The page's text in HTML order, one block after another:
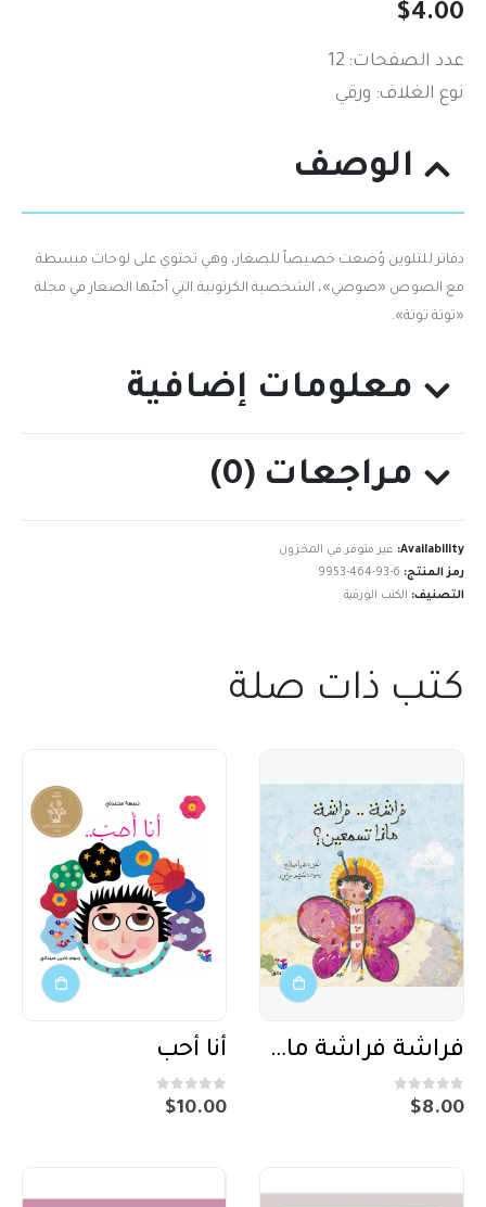
$4.00
عدد الصفحات: 12
نوع الغلاف: ورقي
الوصف
دفاتر للتلوين وُضعت خصيصاً‮ ‬للصغار،‮ ‬وهي‮ ‬تحتوي‮ ‬على لوحات مبسطة
مع الصوص‮ ‮«‬صوصي»، الشخصية الكرتونية التي أحبّها الصغار في‮ ‬مجلة‮
‮«‬توتة توتة‮».
معلومات إضافية
مراجعات (0)
Availability: غير متوفر في المخزون
رمز المنتج: 9953-464-93-6
التصنيف: الكتب الورقية
كتب ذات صلة
فراشة فراشة ماذا تسمعين؟
0
out of 5
$8.00
أنا أحب
0
out of 5
$10.00